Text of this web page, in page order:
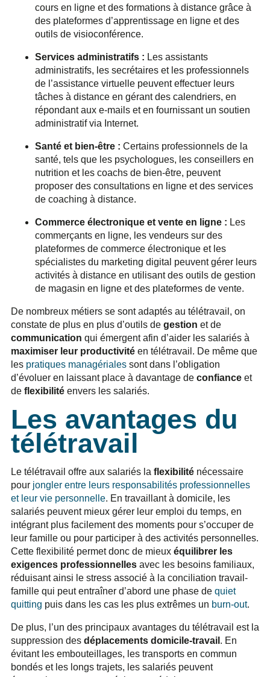
cours en ligne et des formations à distance grâce à
des plateformes d’apprentissage en ligne et des
outils de visioconférence.
Services administratifs : Les assistants
administratifs, les secrétaires et les professionnels
de l’assistance virtuelle peuvent effectuer leurs
tâches à distance en gérant des calendriers, en
répondant aux e-mails et en fournissant un soutien
administratif via Internet.
Santé et bien-être : Certains professionnels de la
santé, tels que les psychologues, les conseillers en
nutrition et les coachs de bien-être, peuvent
proposer des consultations en ligne et des services
de coaching à distance.
Commerce électronique et vente en ligne : Les
commerçants en ligne, les vendeurs sur des
plateformes de commerce électronique et les
spécialistes du marketing digital peuvent gérer leurs
activités à distance en utilisant des outils de gestion
de magasin en ligne et des plateformes de vente.
De nombreux métiers se sont adaptés au télétravail, on
constate de plus en plus d’outils de gestion et de
communication qui émergent afin d’aider les salariés à
maximiser leur productivité en télétravail. De même que
les pratiques managériales sont dans l’obligation
d’évoluer en laissant place à davantage de confiance et
de flexibilité envers les salariés.
Les avantages du
télétravail
Le télétravail offre aux salariés la flexibilité nécessaire
pour jongler entre leurs responsabilités professionnelles
et leur vie personnelle. En travaillant à domicile, les
salariés peuvent mieux gérer leur emploi du temps, en
intégrant plus facilement des moments pour s’occuper de
leur famille ou pour participer à des activités personnelles.
Cette flexibilité permet donc de mieux équilibrer les
exigences professionnelles avec les besoins familiaux,
réduisant ainsi le stress associé à la conciliation travail-
famille qui peut entraîner d’abord une phase de quiet
quitting puis dans les cas les plus extrêmes un burn-out.
De plus, l’un des principaux avantages du télétravail est la
suppression des déplacements domicile-travail . En
évitant les embouteillages, les transports en commun
bondés et les longs trajets, les salariés peuvent